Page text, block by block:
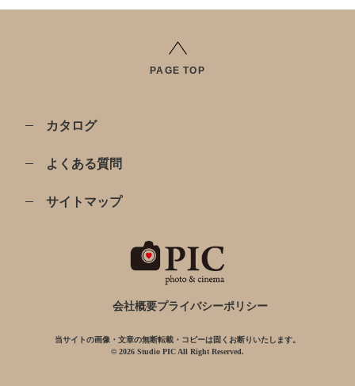
PAGE TOP
カタログ
よくある質問
サイトマップ
会社概要プライバシーポリシー
当サイトの画像・文章の無断転載・コピーは固くお断りいたします。
© 2026 Studio PIC All Right Reserved.